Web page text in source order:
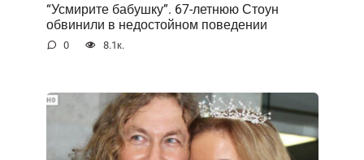
“Усмирите бабушку”. 67-летнюю Стоун
обвинили в недостойном поведении
0 8.1к.